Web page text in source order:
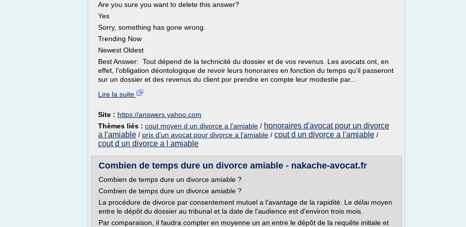
Are you sure you want to delete this answer?
Yes
Sorry, something has gone wrong.
Trending Now
Newest Oldest
Best Answer: Tout dépend de la technicité du dossier et de vos revenus. Les avocats ont, en
effet, l'obligation déontologique de revoir leurs honoraires en fonction du temps qu'il passeront
sur un dossier et des revenus du client por prendre en compte leur modestie par...
Lire la suite
Site : https://answers.yahoo.com
Thèmes liés : cout moyen d un divorce a l'amiable / honoraires d'avocat pour un divorce
a l'amiable / prix d'un avocat pour divorce a l'amiable / cout d un divorce a l'amiable /
cout d un divorce a l amiable
Combien de temps dure un divorce amiable - nakache-avocat.fr
Combien de temps dure un divorce amiable ?
Combien de temps dure un divorce amiable ?
La procédure de divorce par consentement mutuel a l'avantage de la rapidité. Le délai moyen
entre le dépôt du dossier au tribunal et la date de l'audience est d'environ trois mois.
Par comparaison, il faudra compter en moyenne un an entre le dépôt de la requête initiale et